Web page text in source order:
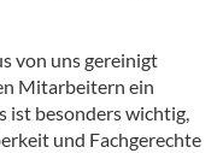
von uns gereinigt
Mitarbeitern ein
ist besonders wichtig,
und Fachgerechte